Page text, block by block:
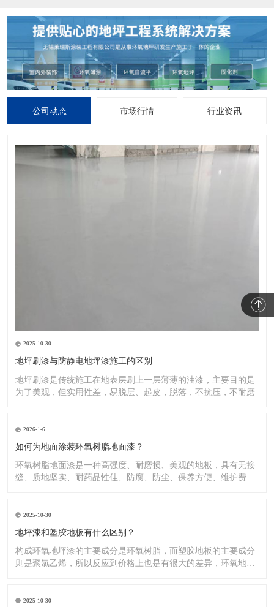
公司动态 市场行情 行业资讯
2025-10-30
地坪刷漆与防静电地坪漆施工的区别
地坪刷漆是传统施工在地表层刷上一层薄薄的油漆，主要目的是
为了美观，但实用性差，易脱层、起皮，脱落，不抗压，不耐磨
2026-1-6
如何为地面涂装环氧树脂地面漆？
环氧树脂地面漆是一种高强度、耐磨损、美观的地板，具有无接
缝、质地坚实、耐药品性佳、防腐、防尘、保养方便、维护费用
2025-10-30
地坪漆和塑胶地板有什么区别？
构成环氧地坪漆的主要成分是环氧树脂，而塑胶地板的主要成分
则是聚氯乙烯，所以反应到价格上也是有很大的差异，环氧地坪
2025-10-30